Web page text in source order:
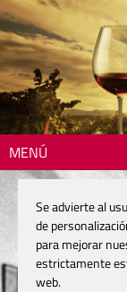
MENÚ
Se advierte al
de
para mejorar
estrictamente
web.